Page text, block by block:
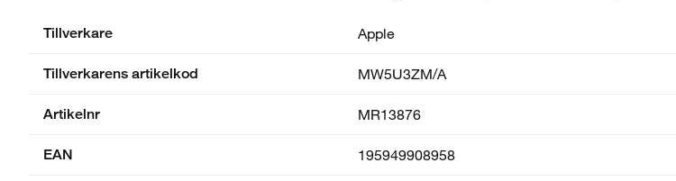
Tillverkare Apple
Tillverkarens artikelkod MW5U3ZM/A
Artikelnr MR13876
EAN 195949908958